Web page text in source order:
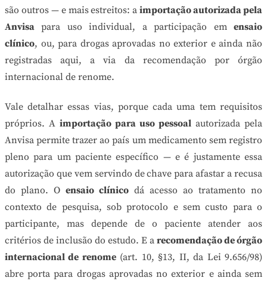
são outros — e mais estreitos: aimportação autorizada pela
Anvisa para uso individual, a participação em ensaio
clínico, ou, para drogas aprovadas no exterior e ainda não
registradas aqui, a via da recomendação por órgão
internacional de renome.
Vale detalhar essas vias, porque cada uma tem requisitos
próprios. A importação para uso pessoal autorizada pela
Anvisa permite trazer ao país um medicamento sem registro
pleno para um paciente específico — e é justamente essa
autorização que vem servindo de chave para afastar a recusa
do plano. O ensaio clínico dá acesso ao tratamento no
contexto de pesquisa, sob protocolo e sem custo para o
participante, mas depende de o paciente atender aos
critérios de inclusão do estudo. E a recomendação de órgão
internacional de renome(art. 10, §13, II, da Lei 9.656/98)
abre porta para drogas aprovadas no exterior e ainda sem